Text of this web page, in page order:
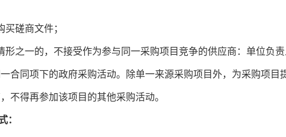
磋商文件；
之一的，不接受作为参与同一采购项目竞争的供应商：单位负
合同项下的政府采购活动。除单一来源采购项目外，为采购项目
不得再参加该项目的其他采购活动。
：